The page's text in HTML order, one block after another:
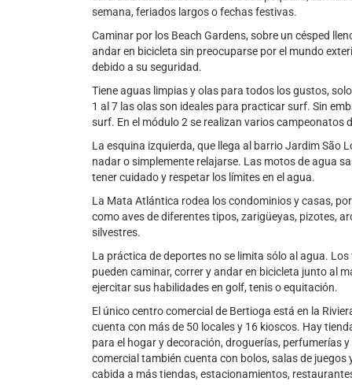
semana, feriados largos o fechas festivas.
Caminar por los Beach Gardens, sobre un césped
andar en bicicleta sin preocuparse por el mundo
debido a su seguridad.
Tiene aguas limpias y olas para todos los gustos,
1 al 7 las olas son ideales para practicar surf. Sin
surf. En el módulo 2 se realizan varios campeonatos
La esquina izquierda, que llega al barrio Jardim São
nadar o simplemente relajarse. Las motos de agua
tener cuidado y respetar los límites en el agua.
La Mata Atlántica rodea los condominios y casas,
como aves de diferentes tipos, zarigüeyas, pizotes,
silvestres.
La práctica de deportes no se limita sólo al agua.
pueden caminar, correr y andar en bicicleta junto al
ejercitar sus habilidades en golf, tenis o equitación.
El único centro comercial de Bertioga está en la
cuenta con más de 50 locales y 16 kioscos. Hay
para el hogar y decoración, droguerías, perfumerías
comercial también cuenta con bolos, salas de
cabida a más tiendas, estacionamientos,